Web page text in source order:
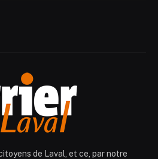
de Laval, et ce, par notre